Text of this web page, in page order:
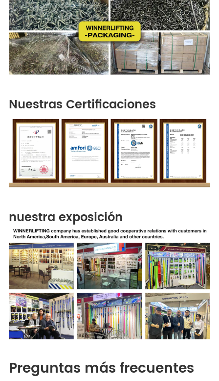
Nuestras Certificaciones
nuestra exposición
Preguntas más frecuentes